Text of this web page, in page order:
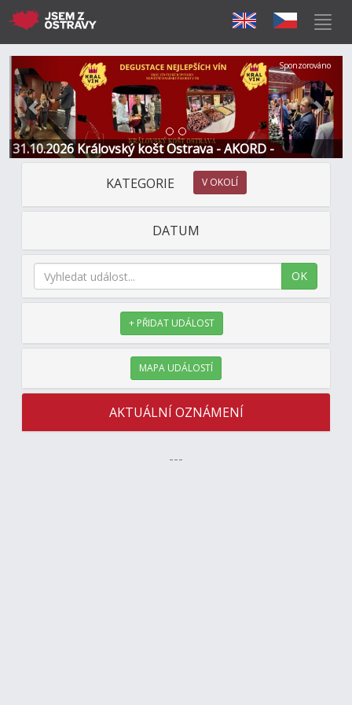
31.10.2026 Královský košt Ostrava - AKORD -
Restaurace a Hotel
Předchozí Další
Sponzorováno
KATEGORIE V OKOLÍ
DATUM
OK
+ PŘIDAT UDÁLOST
MAPA UDÁLOSTÍ
AKTUÁLNÍ OZNÁMENÍ
---